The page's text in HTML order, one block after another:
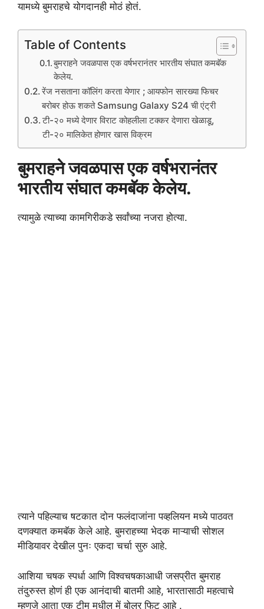
यामध्ये बुमराहचे योगदानही मोठं होतं.
Table of Contents
बुमराहने जवळपास एक वर्षभरानंतर भारतीय संघात कमबॅक
केलेय.
रेंज नसताना कॉलिंग करता येणार ; आयफोन सारख्या फिचर
बरोबर होऊ शकते Samsung Galaxy S24 ची एंट्री
टी-२० मध्ये देणार विराट कोहलीला टक्कर देणारा खेळाडू,
टी-२० मालिकेत होणार खास विक्रम
बुमराहने जवळपास एक वर्षभरानंतर
भारतीय संघात कमबॅक केलेय.
त्यामुळे त्याच्या कामगिरीकडे सर्वांच्या नजरा होत्या.
त्याने पहिल्याच षटकात दोन फलंदाजांना पव्हलियन मध्ये पाठवत
दणक्यात कमबॅक केले आहे. बुमराहच्या भेदक माऱ्याची सोशल
मीडियावर देखील पुनः एकदा चर्चा सुरु आहे.
आशिया चषक स्पर्धा आणि विश्वचषकाआधी जसप्रीत बुमराह
तंदुरुस्त होणं ही एक आनंदाची बातमी आहे, भारतासाठी महत्वाचे
म्हणजे आता एक टीम मधील में बोलर फिट आहे .